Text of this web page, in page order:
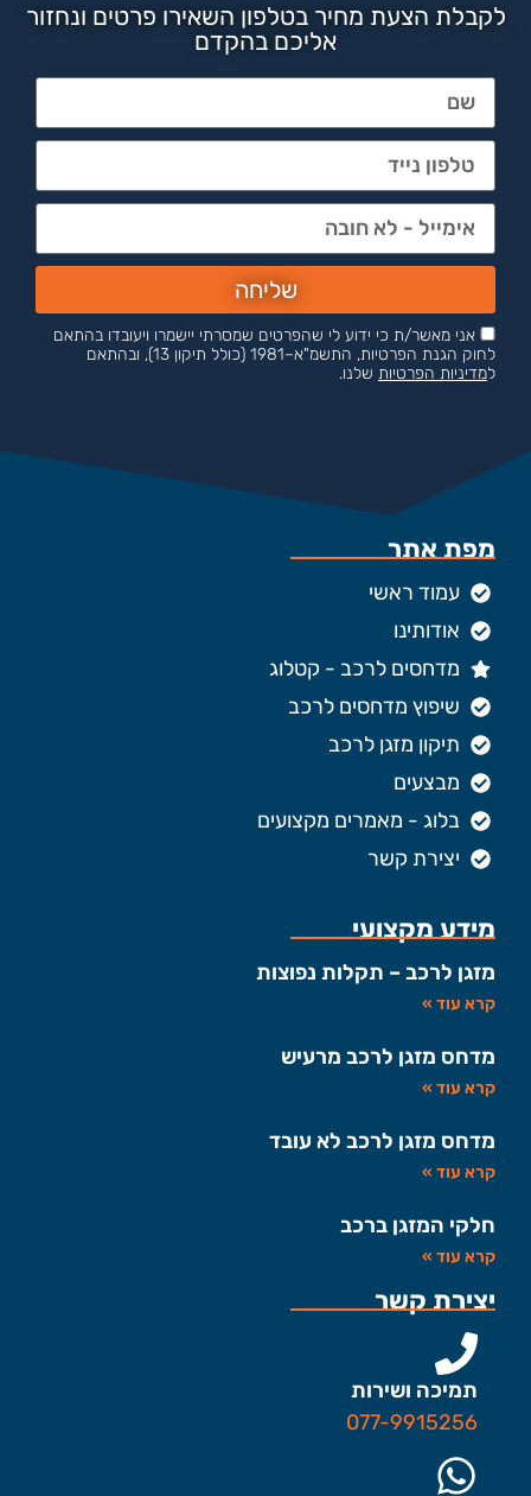
לקבלת הצעת מחיר בטלפון השאירו פרטים ונחזור
אליכם בהקדם
אני מאשר/ת כי ידוע לי שהפרטים שמסרתי יישמרו ויעובדו בהתאם
לחוק הגנת הפרטיות, התשמ"א–1981 (כולל תיקון 13), ובהתאם
למדיניות הפרטיות שלנו.
שליחה
מפת אתר
עמוד ראשי
אודותינו
מדחסים לרכב - קטלוג
שיפוץ מדחסים לרכב
תיקון מזגן לרכב
מבצעים
בלוג - מאמרים מקצועים
יצירת קשר
מידע מקצועי
מזגן לרכב – תקלות נפוצות
קרא עוד »
מדחס מזגן לרכב מרעיש
קרא עוד »
מדחס מזגן לרכב לא עובד
קרא עוד »
חלקי המזגן ברכב
קרא עוד »
יצירת קשר
תמיכה ושירות
077-9915256